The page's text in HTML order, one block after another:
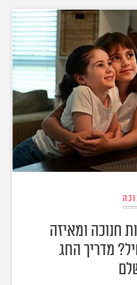
חנוכה ומאיזה
מדריך החג